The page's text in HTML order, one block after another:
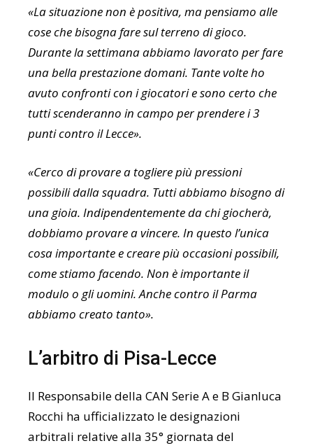
«La situazione non è positiva, ma pensiamo alle
cose che bisogna fare sul terreno di gioco.
Durante la settimana abbiamo lavorato per fare
una bella prestazione domani. Tante volte ho
avuto confronti con i giocatori e sono certo che
tutti scenderanno in campo per prendere i 3
punti contro il Lecce».
«Cerco di provare a togliere più pressioni
possibili dalla squadra. Tutti abbiamo bisogno di
una gioia. Indipendentemente da chi giocherà,
dobbiamo provare a vincere. In questo l’unica
cosa importante e creare più occasioni possibili,
come stiamo facendo. Non è importante il
modulo o gli uomini. Anche contro il Parma
abbiamo creato tanto».
L’arbitro di Pisa-Lecce
Il Responsabile della CAN Serie A e B Gianluca
Rocchi ha ufficializzato le designazioni
arbitrali relative alla 35° giornata del